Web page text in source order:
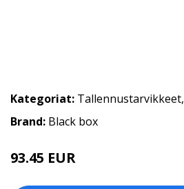
Kategoriat: Tallennustarvikkeet,
Brand: Black box
93.45 EUR